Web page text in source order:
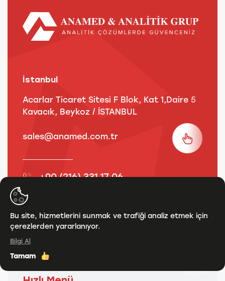
İstanbul
Acarlar Ticaret Sitesi F Blok, Kat 1,Daire 5
Kavacık, Beykoz / İSTANBUL
sales@anamed.com.tr
+90 (216) 331 17 06
Bu site, hizmetlerini sunmak ve trafiği analiz etmek için
çerezlerden yararlanıyor.
Bilgi Al
Tamam